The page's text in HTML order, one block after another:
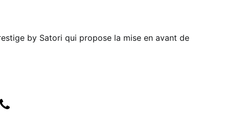
by Satori qui propose la mise en avant de